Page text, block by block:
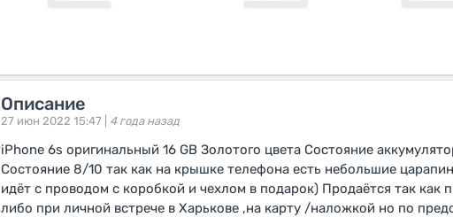
Описание
27 июн 2022 15:47 | 4 года назад
iPhone 6s оригинальный 16 GB Золотого цвета Состояние
Состояние 8/10 так как на крышке телефона есть небольшие
идёт с проводом с коробкой и чехлом в подарок) Продаётся так
либо при личной встрече в Харькове ,на карту /наложкой но по